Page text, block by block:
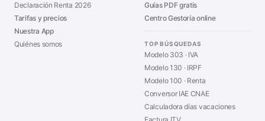
Declaración Renta 2026
Tarifas y precios
Nuestra App
Quiénes somos
Guías PDF gratis
Centro Gestoría online
TOP BÚSQUEDAS
Modelo 303 · IVA
Modelo 130 · IRPF
Modelo 100 · Renta
Conversor IAE CNAE
Calculadora días vacaciones